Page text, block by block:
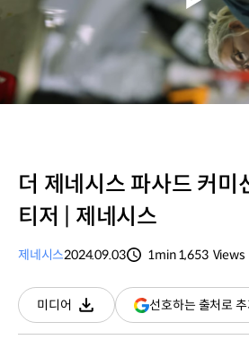
더 제네시스 파사드 커미
티저 | 제네시스
제네시스2024.09.03
1min1,653 Views
미디어
다운로드
선호하는 출처로